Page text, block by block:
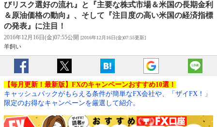
びリスク選好の流れ』と『主要な株式市場＆米国の長期金利
＆原油価格の動向』、そして『注目度の高い米国の経済指標
の発表』に注目！
2016年12月16日(金)07:55公開 [2016年12月16日(金)07:55更新]
羊飼い
【毎月更新！最新版】FXのキャンペーンおすすめ10選！
キャッシュバックがもらえる条件が簡単なFX会社や、「ザイFX！」
限定のお得なキャンペーンを厳選して紹介。